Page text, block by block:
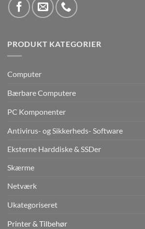
PRODUKT KATEGORIER
Computer
Bærbare Computere
PC Komponenter
Antivirus- og Sikkerheds- Software
Eksterne Harddiske & SSDer
Skærme
Netværk
Ukategoriseret
Printer & Tilbehør